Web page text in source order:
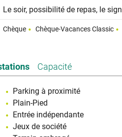
Le soir, possibilité de repas, le
Chèque Chèque-Vacances Classic
Capacité
Parking à proximité
Plain-Pied
Entrée indépendante
Jeux de société